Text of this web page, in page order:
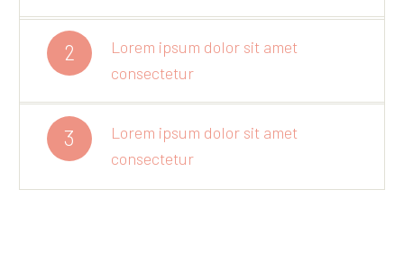
2
Lorem ipsum dolor sit amet
consectetur
3
Lorem ipsum dolor sit amet
consectetur